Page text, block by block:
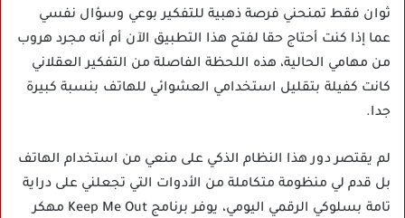
ثوان فقط تمنحني فرصة ذهبية للتفكير بوعي وسؤال نفسي
عما إذا كنت أحتاج حقا لفتح هذا التطبيق الآن أم أنه مجرد هروب
من مهامي الحالية، هذه اللحظة الفاصلة من التفكير العقلاني
كانت كفيلة بتقليل استخدامي العشوائي للهاتف بنسبة كبيرة
جدا.
لم يقتصر دور هذا النظام الذكي على منعي من استخدام الهاتف
بل قدم لي منظومة متكاملة من الأدوات التي تجعلني على دراية
تامة بسلوكي الرقمي اليومي، يوفر برنامج Keep Me Out مهكر